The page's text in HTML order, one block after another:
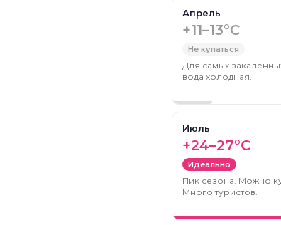
Апрель
+11–13°C
Не купаться
Для самых
вода холодная.
Июль
+24–27°C
Идеально
Пик сезона. Можно
Много туристов.